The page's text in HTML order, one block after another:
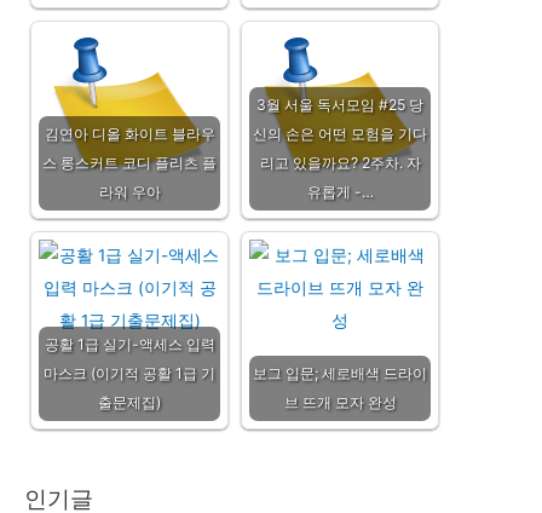
김연아 디올 화이트 블라우
스 롱스커트 코디 플리츠 플
라워 우아
3월 서울 독서모임 #25 당
신의 손은 어떤 모험을 기다
리고 있을까요? 2주차. 자
유롭게 -…
공활 1급 실기-액세스 입력
마스크 (이기적 공활 1급 기
출문제집)
보그 입문; 세로배색 드라이
브 뜨개 모자 완성
인기글